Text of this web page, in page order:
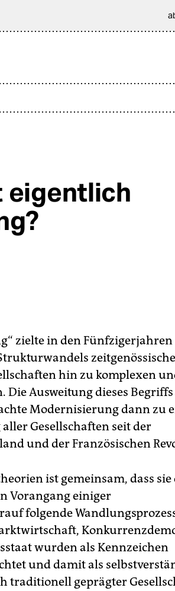
eigentlich
zielte in den Fünfzigerjahren
hin zu komplexen
Ausweitung dieses
Modernisierung dann zu
Gesellschaften seit der
und der Französischen
ist gemeinsam, dass sie
Vorangang einiger
folgende
wurden als Kennzeichen
und damit als
traditionell geprägter